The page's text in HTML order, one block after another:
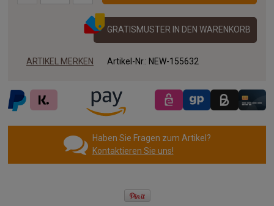
GRATISMUSTER IN DEN WARENKORB
ARTIKEL MERKEN Artikel-Nr.: NEW-155632
Haben Sie Fragen zum Artikel?
Kontaktieren Sie uns!